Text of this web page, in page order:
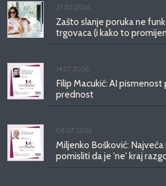
27.07.2026.
Zašto slanje poruka ne
trgovaca (i kako to
14.07.2026.
Filip Macukić: AI
prednost
08.07.2026.
Miljenko Bošković:
pomisliti da je 'ne' kraj